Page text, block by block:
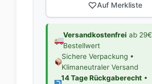
Auf Merkliste
Versandkostenfrei ab 29€
Bestellwert
Sichere Verpackung •
Klimaneutraler Versand
14 Tage Rückgaberecht•